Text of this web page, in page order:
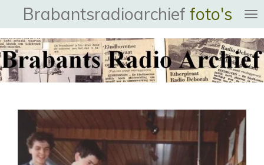
direct
naar
de
hoofdinhoud
Brabantsradioarchief foto's